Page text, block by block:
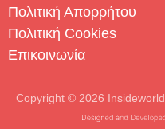
Πολιτική Απορρήτου
Πολιτική Cookies
Επικοινωνία
Copyright © 2026 Insideworld